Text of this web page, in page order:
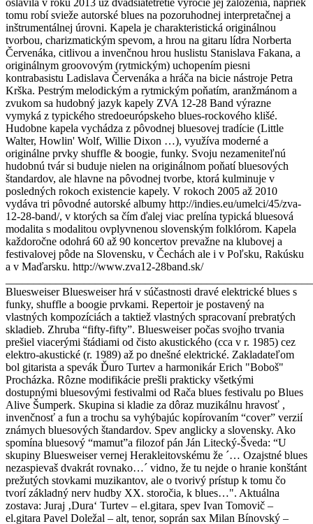
tomu robí svieže autorské blues na pozoruhodnej interpretačnej a
inštrumentálnej úrovni. Kapela je charakteristická originálnou
tvorbou, charizmatickým spevom, a hrou na gitaru lídra Norberta
Červenáka, citlivou a invenčnou hrou huslistu Stanislava Fakana, a
originálnym groovovým (rytmickým) uchopením piesni
kontrabasistu Ladislava Červenáka a hráča na bicie nástroje Petra
Krška. Pestrým melodickým a rytmickým poňatím, aranžmánom a
zvukom sa hudobný jazyk kapely ZVA 12-28 Band výrazne
vymyká z typického stredoeurópskeho blues-rockového klišé.
Hudobne kapela vychádza z pôvodnej bluesovej tradície (Little
Walter, Howlin' Wolf, Willie Dixon …), využíva moderné a
originálne prvky shuffle & boogie, funky. Svoju nezameniteľnú
hudobnú tvár si buduje nielen na originálnom poňatí bluesových
štandardov, ale hlavne na pôvodnej tvorbe, ktorá kulminuje v
posledných rokoch existencie kapely. V rokoch 2005 až 2010
vydáva tri pôvodné autorské albumy http://indies.eu/umelci/45/zva-
12-28-band/, v ktorých sa čím ďalej viac prelína typická bluesová
modalita s modalitou ovplyvnenou slovenským folklórom. Kapela
každoročne odohrá 60 až 90 koncertov prevažne na klubovej a
festivalovej pôde na Slovensku, v Čechách ale i v Poľsku, Rakúsku
a v Maďarsku. http://www.zva12-28band.sk/
Bluesweiser Bluesweiser hrá v súčastnosti dravé elektrické blues s
funky, shuffle a boogie prvkami. Repertoir je postavený na
vlastných kompozíciách a taktiež vlastných spracovaní prebratých
skladieb. Zhruba “fifty-fifty”. Bluesweiser počas svojho trvania
prešiel viacerými štádiami od čisto akustického (cca v r. 1985) cez
elektro-akustické (r. 1989) až po dnešné elektrické. Zakladateľom
bol gitarista a spevák Ďuro Turtev a harmonikár Erich "Boboš"
Procházka. Rôzne modifikácie prešli prakticky všetkými
dostupnými bluesovými festivalmi od Rača blues festivalu po Blues
Alive Šumperk. Skupina si kladie za dôraz muzikálnu hravosť ,
invenčnosť a fun a trochu sa vyhýbajúc kopírovaním “cover” verzií
známych bluesových štandardov. Spev anglicky a slovensky. Ako
spomína bluesový “mamut”a filozof pán Ján Litecký-Šveda: “U
skupiny Bluesweiser vernej Herakleitovskému že ´… Ozajstné blues
nezaspievaš dvakrát rovnako…´ vidno, že tu nejde o hranie konštánt
prežutých stovkami muzikantov, ale o tvorivý prístup k tomu čo
tvorí základný nerv hudby XX. storočia, k blues…". Aktuálna
zostava: Juraj ‚Dura‘ Turtev – el.gitara, spev Ivan Tomovič –
el.gitara Pavel Doležal – alt, tenor, soprán sax Milan Bínovský –